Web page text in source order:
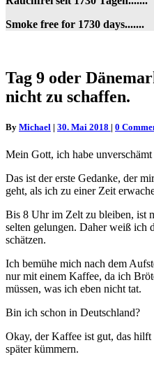
Smoke free for 1730 days.......
Tag
9
oder
ist
einem
Tag
nicht
zu
schaffen.
Tag 9 oder
nicht zu schaffen.
By Michael | 30. Mai 2018 | 0
Mein Gott, ich habe
Das ist der erste Gedanke, der
geht, als ich zu einer Zeit
Bis 8 Uhr im Zelt zu bleiben, ist
selten gelungen. Daher weiß ich
schätzen.
Ich bemühe mich nach dem
nur mit einem Kaffee, da ich
müssen, was ich eben nicht tat.
Bin ich schon in Deutschland?
Okay, der Kaffee ist gut, das
später kümmern.